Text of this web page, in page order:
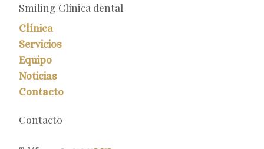
Smiling Clínica dental
Clínica
Servicios
Equipo
Noticias
Contacto
Contacto